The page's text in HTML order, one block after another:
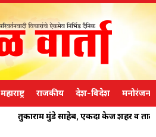
महाराष्ट्र राजकीय देश-विदेश मनोरंजन
तुकाराम मुंडे साहेब, एकदा केज शहर व